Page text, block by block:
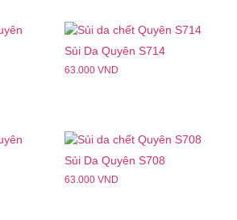
Sủi Da Quyên S714
63.000 VND
Sủi Da Quyên S708
63.000 VND